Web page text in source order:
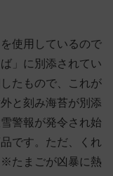
使用しているので
」に別添されてい
たもので、これが
と刻み海苔が別添
警報が発令され始
です。ただ、くれ
※たまごが凶暴に熱